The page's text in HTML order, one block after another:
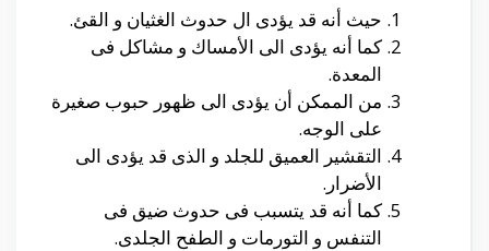
حيث أنه قد يؤدى ال حدوث الغثيان و القئ.
كما أنه يؤدى الى الأمساك و مشاكل فى
المعدة.
من الممكن أن يؤدى الى ظهور حبوب صغيرة
على الوجه.
التقشير العميق للجلد و الذى قد يؤدى الى
الأضرار.
كما أنه قد يتسبب فى حدوث ضيق فى
التنفس و التورمات و الطفح الجلدى.